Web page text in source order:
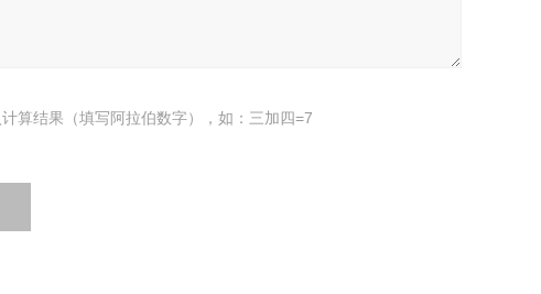
算结果（填写阿拉伯数字），如：三加四=7